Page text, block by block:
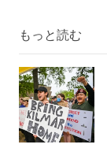
もっと読む